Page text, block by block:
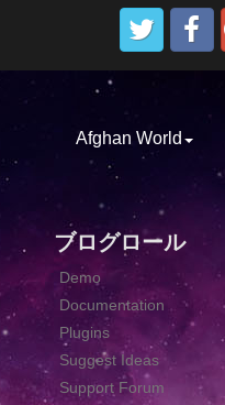
Afghan World
ブログロール
Demo
Documentation
Plugins
Suggest Ideas
Support Forum